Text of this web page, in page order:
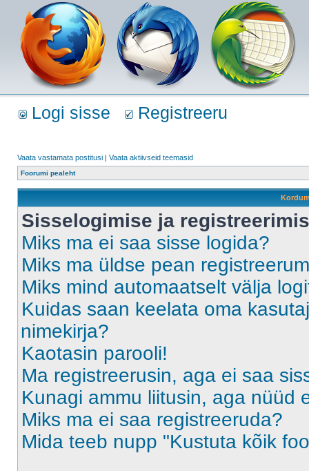
Logi sisse Registreeru
Vaata vastamata postitusi | Vaata aktiivseid teemasid
Foorumi pealeht
Sisselogimise ja
Miks ma ei saa sisse logida?
Miks ma üldse pean
Miks mind automaatselt välja
Kuidas saan keelata oma
nimekirja?
Kaotasin parooli!
Ma registreerusin, aga ei saa
Kunagi ammu liitusin, aga nüüd
Miks ma ei saa registreeruda?
Mida teeb nupp "Kustuta kõik